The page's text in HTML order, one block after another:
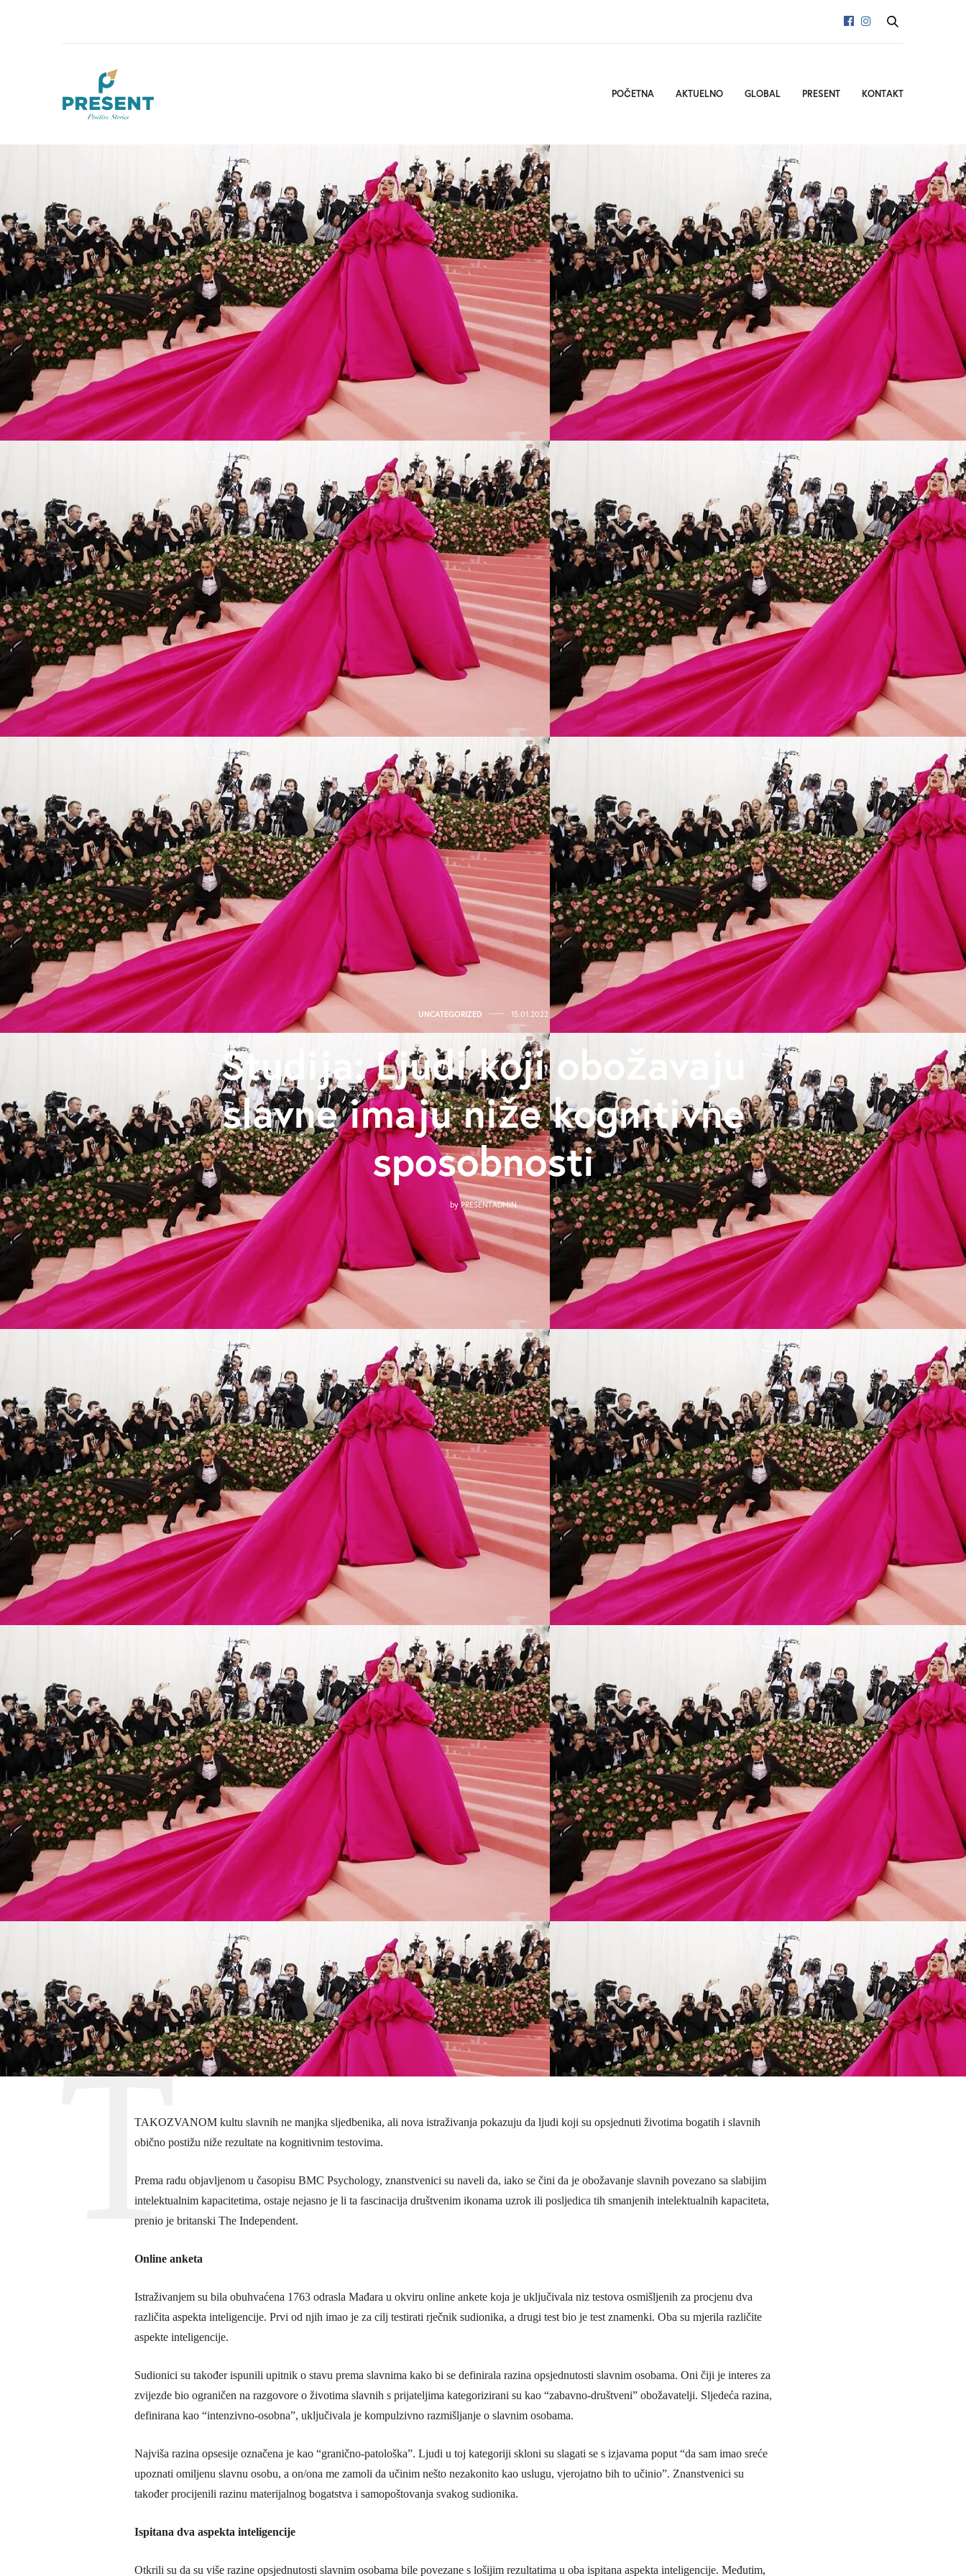
POČETNA AKTUELNO GLOBAL PRESENT KONTAKT
UNCATEGORIZED 15.01.2022
Studija: Ljudi koji obožavaju
slavne imaju niže kognitivne
sposobnosti
by PRESENTADMIN
TAKOZVANOM kultu slavnih ne manjka sljedbenika, ali nova istraživanja pokazuju da ljudi koji su opsjednuti životima bogatih i slavnih
obično postižu niže rezultate na kognitivnim testovima.
Prema radu objavljenom u časopisu BMC Psychology, znanstvenici su naveli da, iako se čini da je obožavanje slavnih povezano sa slabijim
intelektualnim kapacitetima, ostaje nejasno je li ta fascinacija društvenim ikonama uzrok ili posljedica tih smanjenih intelektualnih kapaciteta,
prenio je britanski The Independent.
Online anketa
Istraživanjem su bila obuhvaćena 1763 odrasla Mađara u okviru online ankete koja je uključivala niz testova osmišljenih za procjenu dva
različita aspekta inteligencije. Prvi od njih imao je za cilj testirati rječnik sudionika, a drugi test bio je test znamenki. Oba su mjerila različite
aspekte inteligencije.
Sudionici su također ispunili upitnik o stavu prema slavnima kako bi se definirala razina opsjednutosti slavnim osobama. Oni čiji je interes za
zvijezde bio ograničen na razgovore o životima slavnih s prijateljima kategorizirani su kao “zabavno-društveni” obožavatelji. Sljedeća razina,
definirana kao “intenzivno-osobna”, uključivala je kompulzivno razmišljanje o slavnim osobama.
Najviša razina opsesije označena je kao “granično-patološka”. Ljudi u toj kategoriji skloni su slagati se s izjavama poput “da sam imao sreće
upoznati omiljenu slavnu osobu, a on/ona me zamoli da učinim nešto nezakonito kao uslugu, vjerojatno bih to učinio”. Znanstvenici su
također procijenili razinu materijalnog bogatstva i samopoštovanja svakog sudionika.
Ispitana dva aspekta inteligencije
Otkrili su da su više razine opsjednutosti slavnim osobama bile povezane s lošijim rezultatima u oba ispitana aspekta inteligencije. Međutim,